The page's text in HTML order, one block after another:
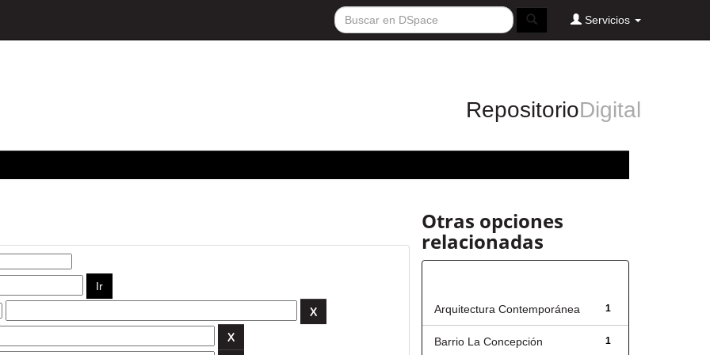
Servicios
RepositorioDigital
Otras opciones
relacionadas
1
Arquitectura Contemporánea
1
Barrio La Concepción